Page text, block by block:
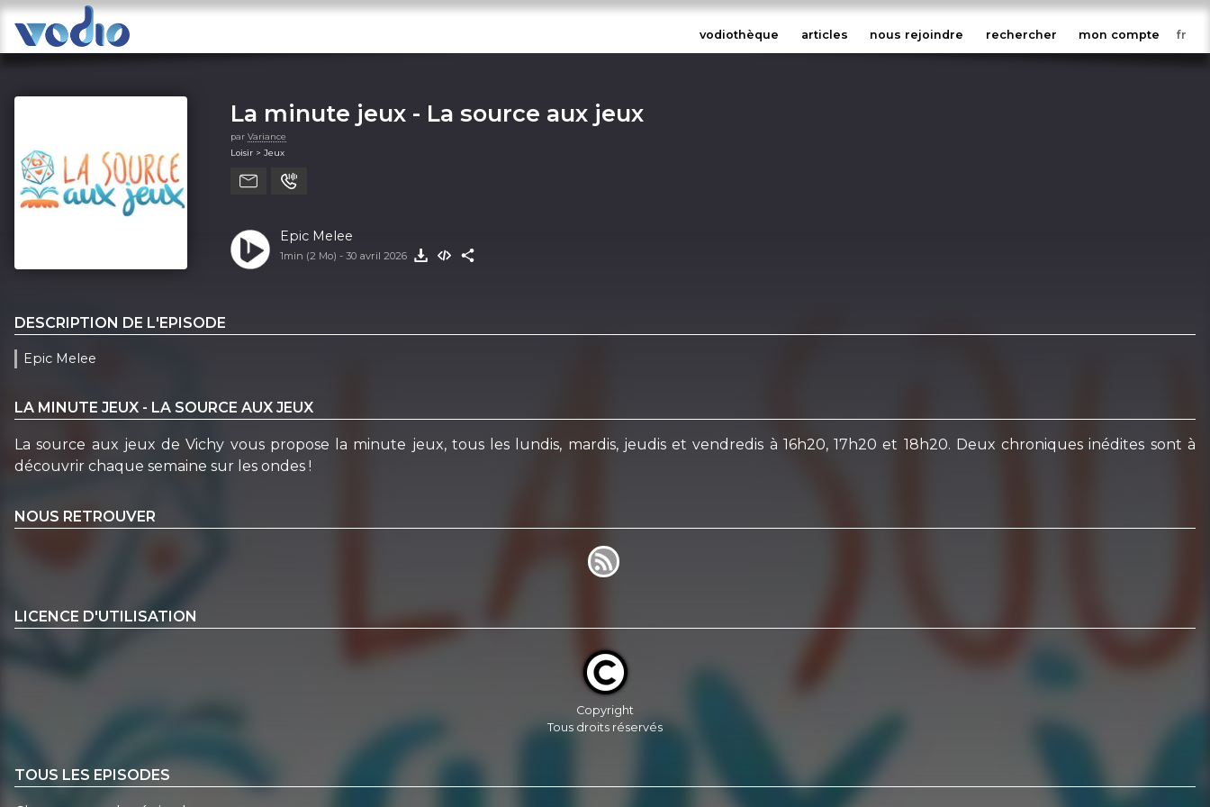
vodiothèque articles nous rejoindre rechercher mon compte
La minute jeux - La source aux jeux
par Variance
Loisir > Jeux
Epic Melee
1min (2 Mo) - 30 avril 2026
DESCRIPTION DE L'EPISODE
Epic Melee
LA MINUTE JEUX - LA SOURCE AUX JEUX
La source aux jeux de Vichy vous propose la minute jeux, tous les lundis, mardis, jeudis et vendredis à 16h20, 17h20 et 18h20. Deux chroniques inédites sont à
découvrir chaque semaine sur les ondes !
NOUS RETROUVER
LICENCE D'UTILISATION
Copyright
Tous droits réservés
TOUS LES EPISODES